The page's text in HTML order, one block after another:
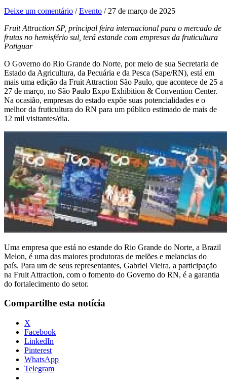
Deixe um comentário /Evento / 27 de março de 2025
Fruit Attraction SP, principal feira internacional para o mercado de
frutas no hemisfério sul, terá estande com empresas da fruticultura
Potiguar
O Governo do Rio Grande do Norte, por meio de sua Secretaria de
Estado da Agricultura, da Pecuária e da Pesca (Sape/RN), está em
mais uma edição da Fruit Attraction São Paulo, que acontece de 25 a
27 de março, no São Paulo Expo Exhibition & Convention Center.
Na ocasião, empresas do estado expõe suas potencialidades e o
melhor da fruticultura do RN para um público estimado de mais de
12 mil visitantes/dia.
Uma empresa que está no estande do Rio Grande do Norte, a Brazil
Melon, é uma das maiores produtoras de melões e melancias do
país. Para um de seus representantes, Gabriel Vieira, a participação
na Fruit Attraction, com o fomento do Governo do RN, é a garantia
do fortalecimento do setor.
Compartilhe esta notícia
X
Facebook
LinkedIn
Pinterest
WhatsApp
Telegram